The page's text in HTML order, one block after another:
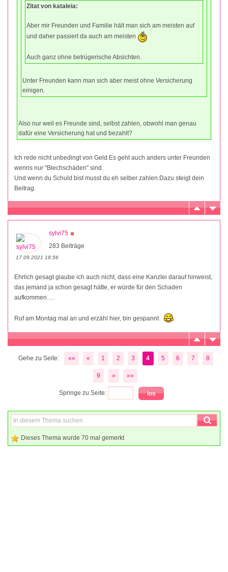
Zitat von kataleia:
Aber mir Freunden und Familie hält man sich am meisten auf
und daher passiert da auch am meisten
Auch ganz ohne betrügerische Absichten.
Unter Freunden kann man sich aber meist ohne Versicherung
einigen.
Also nur weil es Freunde sind, selbst zahlen, obwohl man genau
dafür eine Versicherung hat und bezahlt?
Ich rede nicht unbedingt von Geld.Es geht auch anders unter Freunden
wenns nur "Blechschäden" sind.
Und wenn du Schuld bist musst du eh selber zahlen.Dazu steigt dein
Beitrag.
sylvi75
283 Beiträge
17.09.2021 18:56
Ehrlich gesagt glaube ich auch nicht, dass eine Kanzlei darauf hinweist,
das jemand ja schon gesagt hätte, er würde für den Schaden
aufkommen….
Ruf am Montag mal an und erzähl hier, bin gespannt
Gehe zu Seite: «« « 1 2 3 4 5 6 7 8
9 » »»
Springe zu Seite:
Dieses Thema wurde 70 mal gemerkt